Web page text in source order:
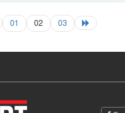
01 02 03